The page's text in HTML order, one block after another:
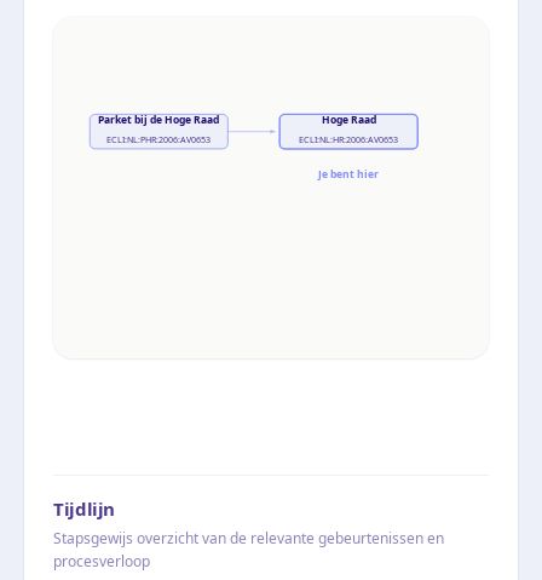
Parket bij de Hoge Raad
ECLI:NL:PHR:2006:AV0653
Hoge Raad
ECLI:NL:HR:2006:AV0653
Je bent hier
Tijdlijn
Stapsgewijs overzicht van de relevante gebeurtenissen en
procesverloop